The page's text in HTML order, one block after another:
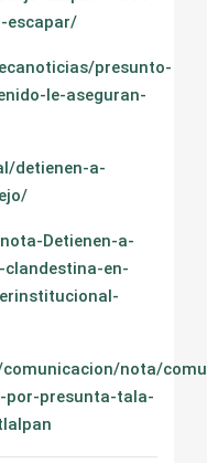
escapar/
presunto-
le-aseguran-
detienen-a-
Detienen-a-
en-
nota/
por-presunta-tala-